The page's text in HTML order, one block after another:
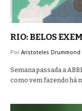
RIO: BELOS
Por Aristoteles Drummond
Semana passada a
como vem fazendo há